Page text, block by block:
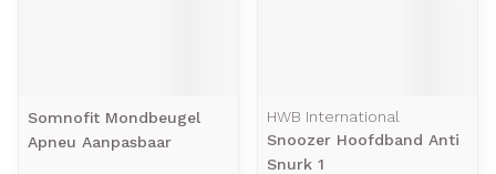
Somnofit Mondbeugel
Apneu Aanpasbaar
HWB International
Snoozer Hoofdband Anti
Snurk 1